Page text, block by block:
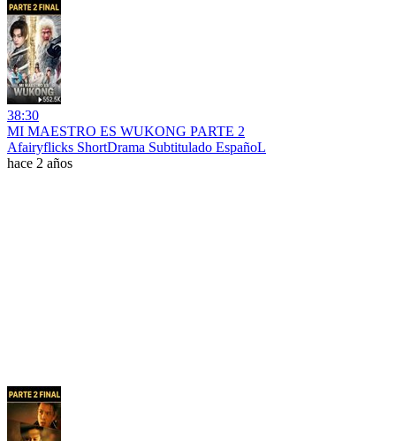
38:30
MI MAESTRO ES WUKONG PARTE 2
Afairyflicks ShortDrama Subtitulado EspañoL
hace 2 años